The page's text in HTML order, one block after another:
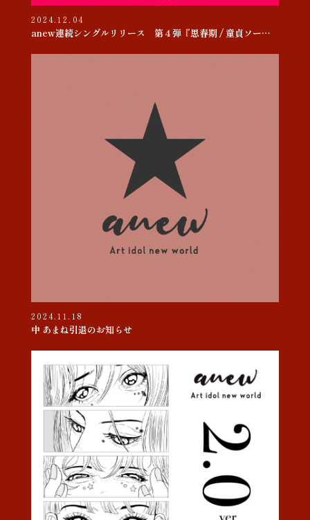
2024.12.04
anew連続シングルリリース 第４弾『思春期 / 童貞ソー・ヤング』
2024.11.18
中 あまね引退のお知らせ